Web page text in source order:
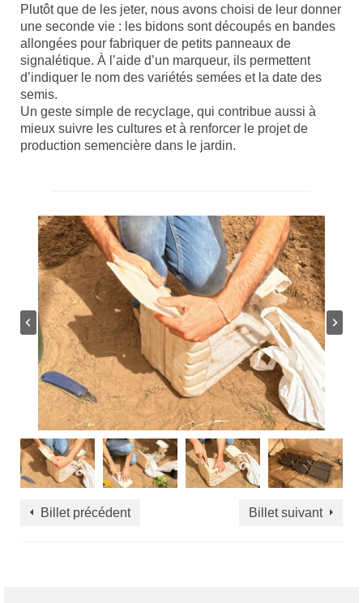
Plutôt que de les jeter, nous avons choisi de leur donner
une seconde vie : les bidons sont découpés en bandes
allongées pour fabriquer de petits panneaux de
signalétique. À l’aide d’un marqueur, ils permettent
d’indiquer le nom des variétés semées et la date des
semis.
Un geste simple de recyclage, qui contribue aussi à
mieux suivre les cultures et à renforcer le projet de
production semencière dans le jardin.
Billet précédent Billet suivant